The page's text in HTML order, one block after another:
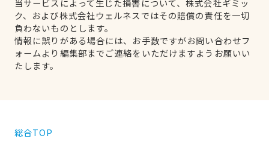
当サービスによって生じた損害について、株式会社ギミッ
ク、および株式会社ウェルネスではその賠償の責任を一切
負わないものとします。
情報に誤りがある場合には、お手数ですがお問い合わせフ
ォームより編集部までご連絡をいただけますようお願いい
たします。
総合TOP